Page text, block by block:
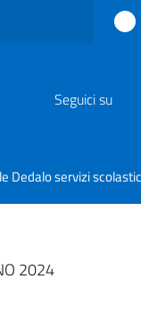
Seguici su
Dedalo servizi
2024